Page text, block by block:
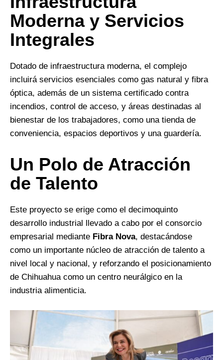
Moderna y Servicios
Integrales
Dotado de infraestructura moderna, el complejo
incluirá servicios esenciales como gas natural y fibra
óptica, además de un sistema certificado contra
incendios, control de acceso, y áreas destinadas al
bienestar de los trabajadores, como una tienda de
conveniencia, espacios deportivos y una guardería.
Un Polo de Atracción
de Talento
Este proyecto se erige como el decimoquinto
desarrollo industrial llevado a cabo por el consorcio
empresarial mediante Fibra Nova, destacándose
como un importante núcleo de atracción de talento a
nivel local y nacional, y reforzando el posicionamiento
de Chihuahua como un centro neurálgico en la
industria alimenticia.